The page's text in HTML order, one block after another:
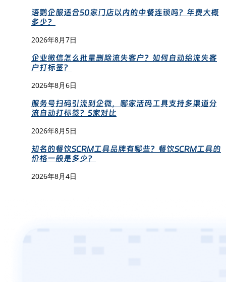
语鹦企服适合50家门店以内的中餐连锁吗？年费大概
多少？
2026年8月7日
企业微信怎么批量删除流失客户？如何自动给流失客
户打标签？
2026年8月6日
服务号扫码引流到企微，哪家活码工具支持多渠道分
流自动打标签？5家对比
2026年8月5日
知名的餐饮SCRM工具品牌有哪些？餐饮SCRM工具的
价格一般是多少？
2026年8月4日